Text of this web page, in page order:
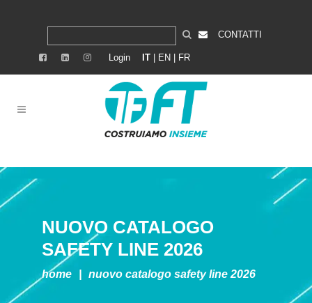
CONTATTI
Login IT EN FR
NUOVO CATALOGO
SAFETY LINE 2026
home nuovo catalogo safety line 2026